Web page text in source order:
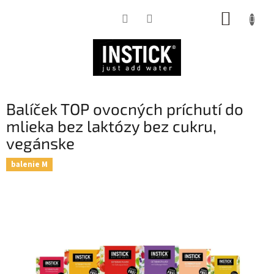
Balíček TOP ovocných príchutí do
mlieka bez laktózy bez cukru,
vegánske
balenie M